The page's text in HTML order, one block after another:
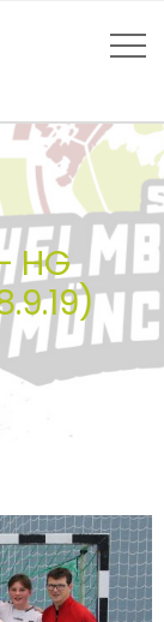
HG